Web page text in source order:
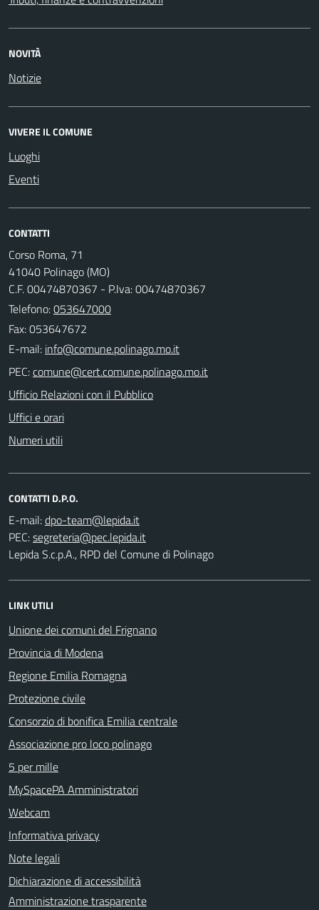
NOVITÀ
Notizie
VIVERE IL COMUNE
Luoghi
Eventi
CONTATTI
Corso Roma, 71
41040 Polinago (MO)
C.F. 00474870367 - P.Iva: 00474870367
Telefono:053647000
Fax: 053647672
E-mail:
PEC:
Ufficio Relazioni con il Pubblico
Uffici e orari
Numeri utili
CONTATTI D.P.O.
E-mail:
PEC:
Lepida S.c.p.A., RPD del Comune di Polinago
LINK UTILI
Unione dei comuni del Frignano
Provincia di Modena
Regione Emilia Romagna
Protezione civile
Consorzio di bonifica Emilia centrale
Associazione pro loco polinago
5 per mille
MySpacePA Amministratori
Webcam
Informativa privacy
Note legali
Dichiarazione di accessibilità
Amministrazione trasparente